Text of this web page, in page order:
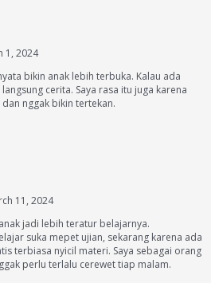
1, 2024
bikin anak lebih terbuka. Kalau ada
cerita. Saya rasa itu juga karena
nggak bikin tertekan.
11, 2024
jadi lebih teratur belajarnya.
suka mepet ujian, sekarang karena ada
terbiasa nyicil materi. Saya sebagai orang
perlu terlalu cerewet tiap malam.